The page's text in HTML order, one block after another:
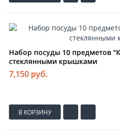
Набор посуды 10 предметов
стеклянными крышками
7,150 руб.
В КОРЗИНУ